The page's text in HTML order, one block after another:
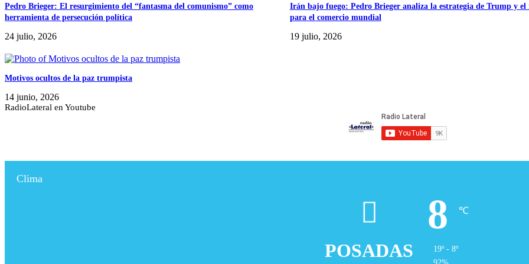
Pedro Brieger: El resurgimiento del “fantasma del comunismo” como
herramienta de persecución política
24 julio, 2026
Irán bajo fuego: Pedro Brieger analiza la estrategia de Trump y el
para el comercio mundial
19 julio, 2026
Motivos ocultos de la paz trumpista
14 junio, 2026
RadioLateral en Youtube
Clima
POSADAS
8 ℃
19º - 8º